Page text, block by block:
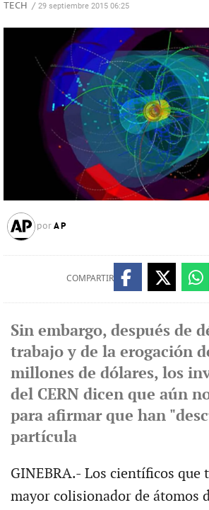
TECH / 29 septiembre 2015 06:25
por AP
COMPARTIR
Sin embargo, después de
trabajo y de la erogación
millones de dólares, los
del CERN dicen que aún
para afirmar que han
partícula
GINEBRA.- Los científicos que
mayor colisionador de átomos